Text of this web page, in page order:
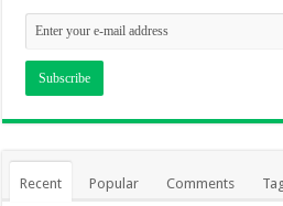
Recent Popular Comments